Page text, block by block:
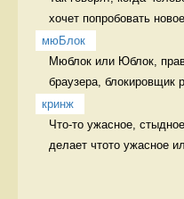
хочет попробовать
мюБлок
Мюблок или Юблок,
браузера, блокировщик
кринж
Что-то ужасное,
делает чтото ужасное